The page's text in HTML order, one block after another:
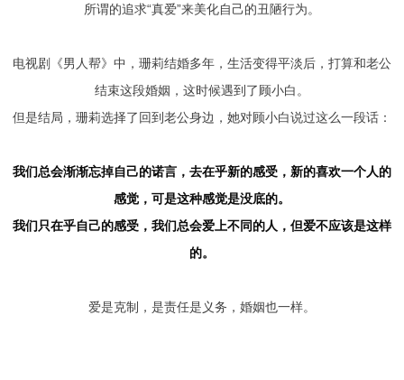
所谓的追求“真爱”来美化自己的丑陋行为。
电视剧《男人帮》中，珊莉结婚多年，生活变得平淡后，打算和老公
结束这段婚姻，这时候遇到了顾小白。
但是结局，珊莉选择了回到老公身边，她对顾小白说过这么一段话：
我们总会渐渐忘掉自己的诺言，去在乎新的感受，新的喜欢一个人的
感觉，可是这种感觉是没底的。
我们只在乎自己的感受，我们总会爱上不同的人，但爱不应该是这样
的。
爱是克制，是责任是义务，婚姻也一样。